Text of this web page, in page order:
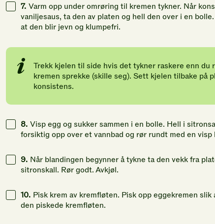
7. Varm opp under omrøring til kremen tykner. Når
vaniljesaus, ta den av platen og hell den over i en
at den blir jevn og klumpefri.
Trekk kjelen til side hvis det tykner raskere enn du
kremen sprekke (skille seg). Sett kjelen tilbake på
konsistens.
8. Visp egg og sukker sammen i en bolle. Hell i
forsiktig opp over et vannbad og rør rundt med en visp
9. Når blandingen begynner å tykne ta den vekk fra
sitronskall. Rør godt. Avkjøl.
10. Pisk krem av kremfløten. Pisk opp eggekremen
den piskede kremfløten.